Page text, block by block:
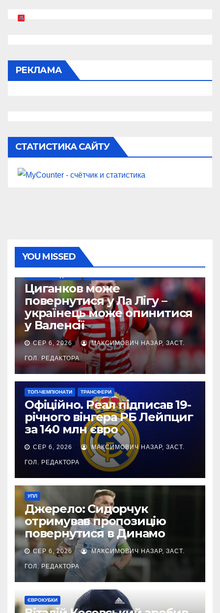
РЕКЛАМА
СТАТИСТИКА САЙТУ
YOU MISSED
Циганков може
повернутися у Ла Лігу –
українець може опинитися
у Валенсії
СЕР 6, 2026 МАКСИМОВИЧ НАЗАР, ЗАСТ.
ГОЛ. РЕДАКТОРА
ТОП-ЧЕМПІОНАТИ ТРАНСФЕРИ
Офіційно. Реал підписав 19-
річного вінгера РБ Лейпциг
за 140 млн євро
СЕР 6, 2026 МАКСИМОВИЧ НАЗАР, ЗАСТ.
ГОЛ. РЕДАКТОРА
УПЛ
Джерело: Сидорчук
отримував пропозицію
повернутися в Динамо
СЕР 6, 2026 МАКСИМОВИЧ НАЗАР, ЗАСТ.
ГОЛ. РЕДАКТОРА
ЄВРОКУБКИ